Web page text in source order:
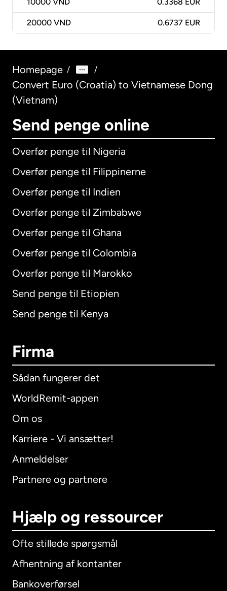
10000 VND 0.3368 EUR
20000 VND 0.6737 EUR
Homepage / /
Convert Euro (Croatia) to Vietnamese Dong
(Vietnam)
Send penge online
Overfør penge til Nigeria
Overfør penge til Filippinerne
Overfør penge til Indien
Overfør penge til Zimbabwe
Overfør penge til Ghana
Overfør penge til Colombia
Overfør penge til Marokko
Send penge til Etiopien
Send penge til Kenya
Firma
Sådan fungerer det
WorldRemit-appen
Om os
Karriere - Vi ansætter!
Anmeldelser
Partnere og partnere
Hjælp og ressourcer
Ofte stillede spørgsmål
Afhentning af kontanter
Bankoverførsel